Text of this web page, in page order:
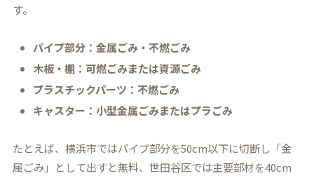
す。
パイプ部分：金属ごみ・不燃ごみ
木板・棚：可燃ごみまたは資源ごみ
プラスチックパーツ：不燃ごみ
キャスター：小型金属ごみまたはプラごみ
たとえば、横浜市ではパイプ部分を50cm以下に切断し「金
属ごみ」として出すと無料、世田谷区では主要部材を40cm